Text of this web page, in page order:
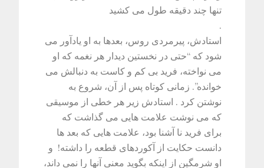
تنها چند دقیقه طول می کشید
.
استادش، پیرمردی روس، بعدها به او یادآور می
شود که “حتی در نخستین دیدار هر نغمه که او
می نواخته، فرید بی کم و کاست به دنبالش می
خوانده”. زمانی کوتاه پس از آن، شروع به
نوشتن کرد . استادش زیر هر خطی از موسیقی
که می نوشت علامت هایی می گذاشت که
برای فرید نا آشنا بود، علامت هایی که بعد ها
دانست حکایت از آکوردهای قطعه را داشته! و
او شرمگین از اینکه بگوید معنی آنها را نمی داند،